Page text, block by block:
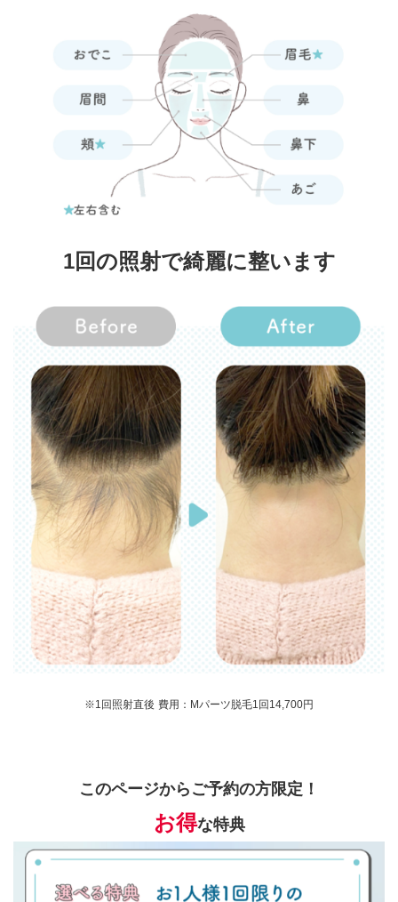
1回の照射で綺麗に整います
※1回照射直後 費用：Mパーツ脱毛1回14,700円
このページからご予約の方限定！
お得な特典